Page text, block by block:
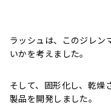
ラッシュは、このジレン
いかを考えました。
そして、固形化し、乾燥
製品を開発しました。